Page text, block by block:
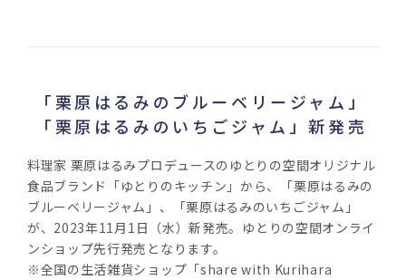
「栗原はるみのブルーベリージャム」
「栗原はるみのいちごジャム」新発売
料理家 栗原はるみプロデュースのゆとりの空間オリジナル
食品ブランド「ゆとりのキッチン」から、「栗原はるみの
ブルーベリージャム」、「栗原はるみのいちごジャム」
が、2023年11月1日（水）新発売。ゆとりの空間オンライ
ンショップ先行発売となります。
※全国の生活雑貨ショップ「share with Kurihara